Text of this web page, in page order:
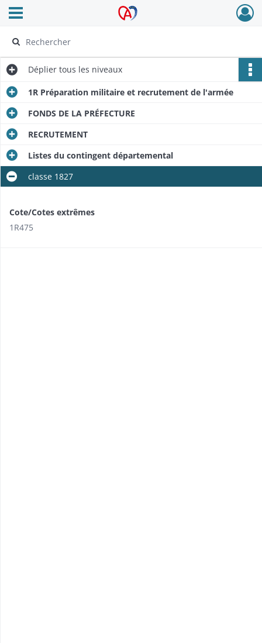
Archives Alsace - Colmar
Ouvrir le menu déroulant
Déplier tous les niveaux
1R Préparation militaire et recrutement de l'armée
FONDS DE LA PRÉFECTURE
RECRUTEMENT
Listes du contingent départemental
classe 1827
Cote/Cotes extrêmes
1R475